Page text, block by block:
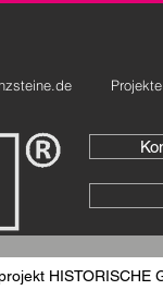
Projekte
HISTORISCHE